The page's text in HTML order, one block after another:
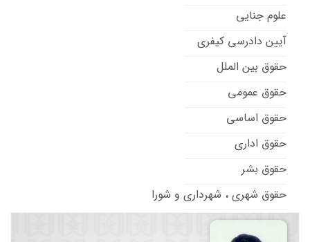
علوم جنایی
آیین دادرسی کیفری
حقوق بین الملل
حقوق عمومی
حقوق اساسی
حقوق اداری
حقوق بشر
حقوق شهری ، شهرداری و شورا
حقوق تطبیقی